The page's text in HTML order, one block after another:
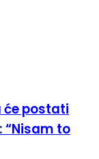
će postati
to